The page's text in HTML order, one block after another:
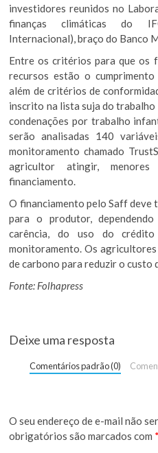
investidores reunidos no
finanças climáticas do
Internacional), braço do Banco
Entre os critérios para que os
recursos estão o
além de critérios de
inscrito na lista suja do
condenações por trabalho
serão analisadas 140
monitoramento chamado
agricultor atingir,
financiamento.
O financiamento pelo Saff deve
para o produtor,
carência, do uso do
monitoramento. Os
de carbono para reduzir o custo
Fonte: Folhapress
Deixe uma resposta
Comentários padrão (0)
O seu endereço de e-mail não
obrigatórios são marcados com *